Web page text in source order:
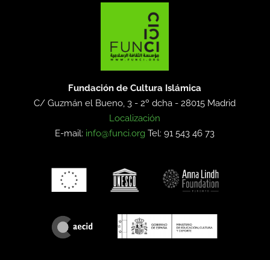
Fundación de Cultura Islámica
C/ Guzmán el Bueno, 3 - 2º dcha -28015 Madrid
Localización
E-mail: info@funci.org Tel: 91 543 46 73